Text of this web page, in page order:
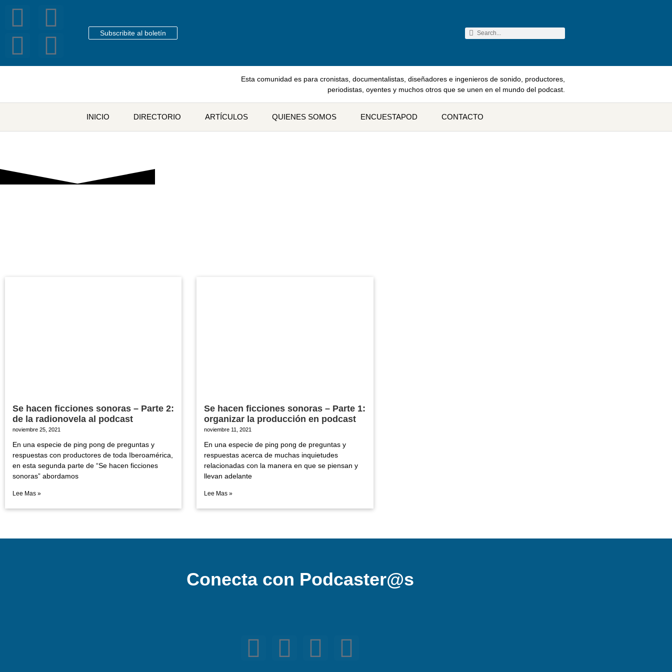
Subscribite al boletín
Esta comunidad es para cronistas, documentalistas, diseñadores e ingenieros de sonido, productores,
periodistas, oyentes y muchos otros que se unen en el mundo del podcast.
INICIO DIRECTORIO ARTÍCULOS QUIENES SOMOS ENCUESTAPOD CONTACTO
Se hacen ficciones sonoras – Parte 2:
de la radionovela al podcast
noviembre 25, 2021
En una especie de ping pong de preguntas y
respuestas con productores de toda Iberoamérica,
en esta segunda parte de “Se hacen ficciones
sonoras” abordamos
Lee Mas »
Se hacen ficciones sonoras – Parte 1:
organizar la producción en podcast
noviembre 11, 2021
En una especie de ping pong de preguntas y
respuestas acerca de muchas inquietudes
relacionadas con la manera en que se piensan y
llevan adelante
Lee Mas »
Conecta con Podcaster@s